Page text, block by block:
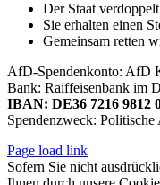
Der Staat
Sie erhalten einen
Gemeinsam retten
AfD-Spendenkonto: AfD
Bank: Raiffeisenbank im
IBAN: DE36 7216 9812
Spendenzweck:
Page load link
Sofern Sie nicht